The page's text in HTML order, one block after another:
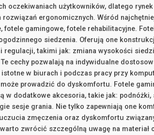
oczekiwaniach użytkowników, dlatego
rozwiązań ergonomicznych. Wśród
fotele gamingowe, fotele rehabilitacyjne.
siedzenia. Oferują one
regulacji, takimi jak: zmiana wysokości
cechy pozwalają na indywidualne
w biurach i podczas pracy przy
prowadzić do dyskomfortu. Fotele
w dodatkowe akcesoria, takie jak: podnóżki,
sesje grania. Nie tylko zapewniają one
zmęczenia oraz dyskomfortu
zwrócić szczególną uwagę na